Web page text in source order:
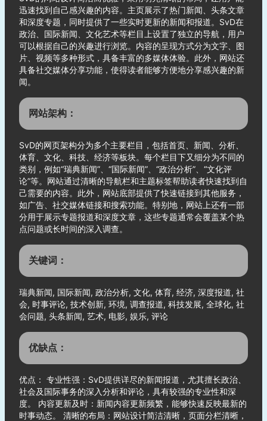
迅速找到自己感兴趣的内容。主页展示了热门新闻、头条文章
和深度专题，同时提供了一些实时更新的新闻和报道。SvD在
政治、国际新闻、文化艺术等栏目上设置了独立的导航，用户
可以根据自己的兴趣进行浏览。内容的呈现方式分为文字、图
片、视频等多种形式，具备丰富的多媒体体验。此外，网站还
具备社交媒体分享功能，使得读者能够方便地分享感兴趣的新
闻。
网站架构：
SvD的网页架构分为多个主要栏目，包括首页、新闻、分析、
体育、文化、科技、经济等板块。每个栏目下又细分为不同的
类别，例如“瑞典新闻”、“国际新闻”、“政治分析”、“文化评
论”等。网站通过清晰的导航栏和主题标签帮助读者快速找到自
己需要的内容。此外，网站底部提供了快速链接到其他服务，
如广告、社交媒体链接和搜索功能。特别地，网站上还有一部
分用于展示专题报道和深度文章，这些专题通常会覆盖某个热
点问题或长时间的深入调查。
关键词：
瑞典新闻, 国际新闻, 政治分析, 文化, 体育, 经济, 深度报道, 社
会, 时事评论, 技术创新, 环境, 调查报道, 科技发展, 全球化, 社
会问题, 头条新闻, 艺术, 电影, 娱乐, 评论
优缺点：
优点： 专业性强：SvD提供详尽的新闻报道，尤其擅长政治、
社会及国际事务的深入分析和评论，具有较强的专业性和深
度。 内容更新及时：新闻内容更新频繁，能够快速反映最新的
时事动态。 清晰的布局：网站设计简洁清晰，页面分栏清晰，